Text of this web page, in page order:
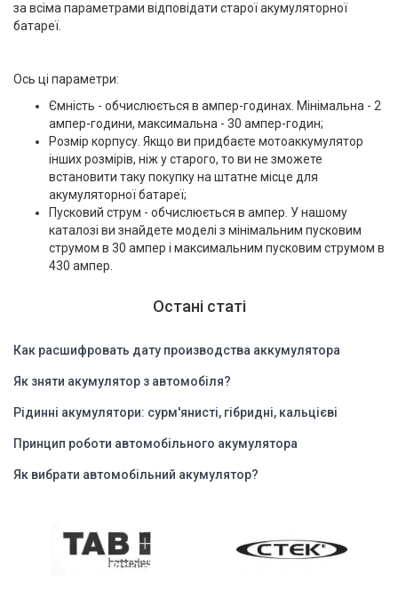
за всіма параметрами відповідати старої акумуляторної
батареї.
Ось ці параметри:
Ємність - обчислюється в ампер-годинах. Мінімальна - 2
ампер-години, максимальна - 30 ампер-годин;
Розмір корпусу. Якщо ви придбаєте мотоаккумулятор
інших розмірів, ніж у старого, то ви не зможете
встановити таку покупку на штатне місце для
акумуляторної батареї;
Пусковий струм - обчислюється в ампер. У нашому
каталозі ви знайдете моделі з мінімальним пусковим
струмом в 30 ампер і максимальним пусковим струмом в
430 ампер.
Остані статі
Как расшифровать дату производства аккумулятора
Як зняти акумулятор з автомобіля?
Рідинні акумулятори: сурм'янисті, гібридні, кальцієві
Принцип роботи автомобільного акумулятора
Як вибрати автомобільний акумулятор?